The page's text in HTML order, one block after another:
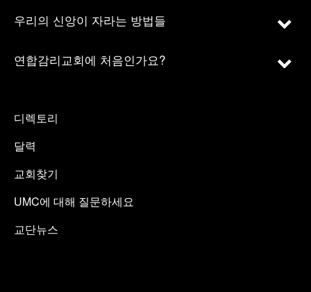
우리의 신앙이 자라는 방법들
연합감리교회에 처음인가요?
디렉토리
달력
교회찾기
UMC에 대해 질문하세요
교단뉴스